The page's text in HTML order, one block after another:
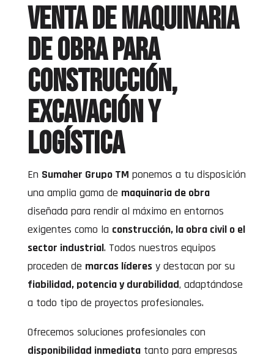
Venta de maquinaria
de obra para
construcción,
excavación y
logística
En Sumaher Grupo TM ponemos a tu disposición
una amplia gama de maquinaria de obra
diseñada para rendir al máximo en entornos
exigentes como la construcción, la obra civil o el
sector industrial. Todos nuestros equipos
proceden de marcas líderesy destacan por su
fiabilidad, potencia y durabilidad, adaptándose
a todo tipo de proyectos profesionales.
Ofrecemos soluciones profesionales con
disponibilidad inmediatatanto para empresas